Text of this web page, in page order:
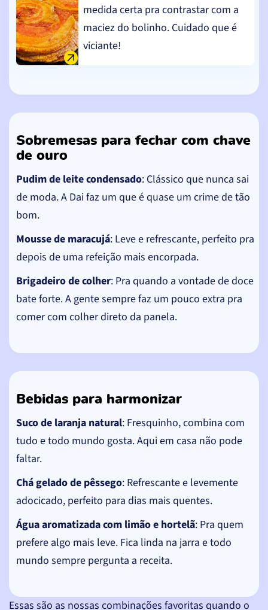
medida certa pra contrastar com a
maciez do bolinho. Cuidado que é
viciante!
Sobremesas para fechar com chave
de ouro
Pudim de leite condensado: Clássico que nunca sai
de moda. A Dai faz um que é quase um crime de tão
bom.
Mousse de maracujá: Leve e refrescante, perfeito pra
depois de uma refeição mais encorpada.
Brigadeiro de colher: Pra quando a vontade de doce
bate forte. A gente sempre faz um pouco extra pra
comer com colher direto da panela.
Bebidas para harmonizar
Suco de laranja natural: Fresquinho, combina com
tudo e todo mundo gosta. Aqui em casa não pode
faltar.
Chá gelado de pêssego: Refrescante e levemente
adocicado, perfeito para dias mais quentes.
Água aromatizada com limão e hortelã: Pra quem
prefere algo mais leve. Fica linda na jarra e todo
mundo sempre pergunta a receita.
Essas são as nossas combinações favoritas quando o